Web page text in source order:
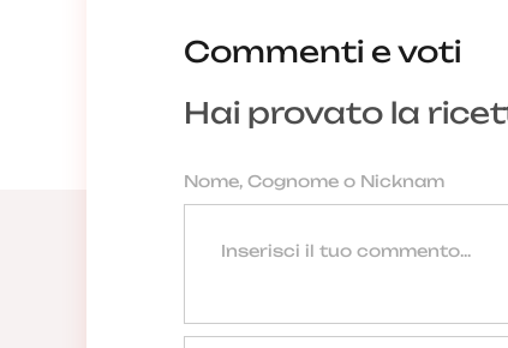
Commenti e voti
Hai provato la